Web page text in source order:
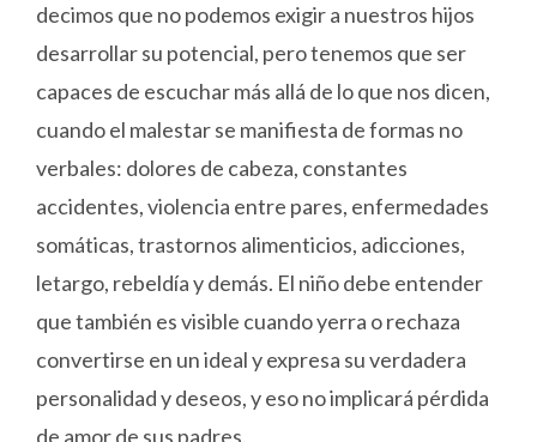
decimos que no podemos exigir a nuestros hijos
desarrollar su potencial, pero tenemos que ser
capaces de escuchar más allá de lo que nos dicen,
cuando el malestar se manifiesta de formas no
verbales: dolores de cabeza, constantes
accidentes, violencia entre pares, enfermedades
somáticas, trastornos alimenticios, adicciones,
letargo, rebeldía y demás. El niño debe entender
que también es visible cuando yerra o rechaza
convertirse en un ideal y expresa su verdadera
personalidad y deseos, y eso no implicará pérdida
de amor de sus padres.